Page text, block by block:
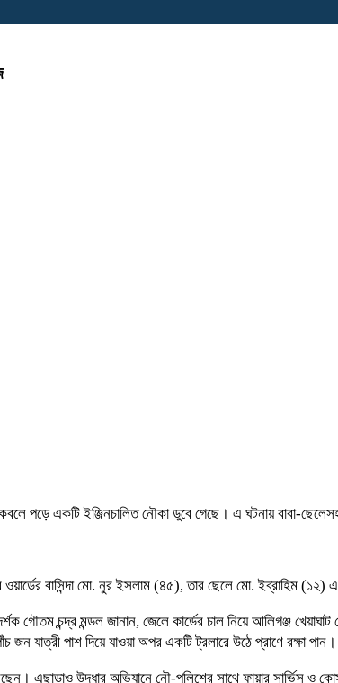
পড়ে একটি ইঞ্জিনচালিত নৌকা ডুবে গেছে। এ ঘটনায় বাবা-
বাসিন্দা মো. নুর ইসলাম (৪৫), তার ছেলে মো. ইব্রাহিম
গৌতম চন্দ্র মন্ডল জানান, জেলে কার্ডের চাল নিয়ে আলিগঞ্জ
জন যাত্রী পাশ দিয়ে যাওয়া অপর একটি ট্রলারে উঠে প্রাণে রক্ষা
এছাড়াও উদ্ধার অভিযানে নৌ-পুলিশের সাথে ফায়ার সার্ভিস